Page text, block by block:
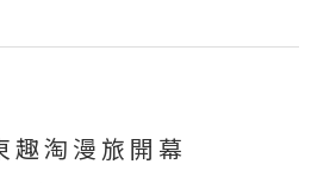
趣淘漫旅開幕